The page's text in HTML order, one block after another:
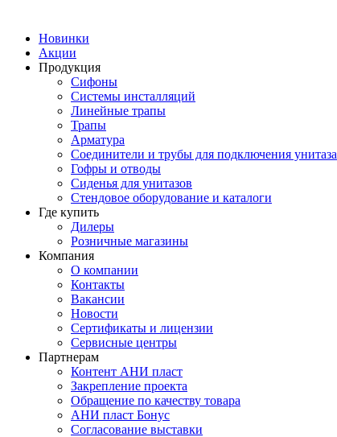
Новинки
Акции
Продукция
Сифоны
Системы инсталляций
Линейные трапы
Трапы
Арматура
Соединители и трубы для подключения унитаза
Гофры и отводы
Сиденья для унитазов
Стендовое оборудование и каталоги
Где купить
Дилеры
Розничные магазины
Компания
О компании
Контакты
Вакансии
Новости
Сертификаты и лицензии
Сервисные центры
Партнерам
Контент АНИ пласт
Закрепление проекта
Обращение по качеству товара
АНИ пласт Бонус
Согласование выставки